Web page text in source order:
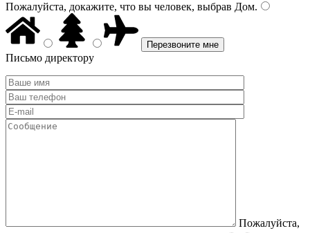
Пожалуйста, докажите, что вы человек, выбрав Дом.
Письмо директору
Пожалуйста,